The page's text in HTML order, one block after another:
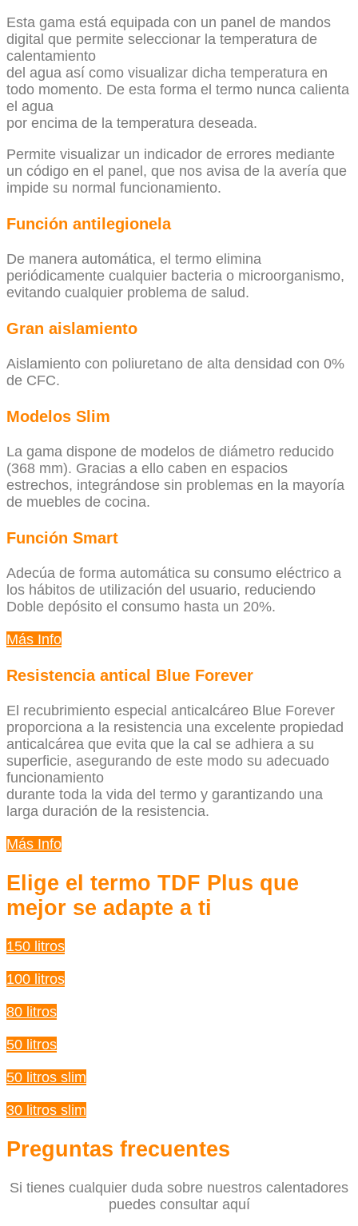
Esta gama está equipada con un panel de mandos
digital que permite seleccionar la temperatura de
calentamiento
del agua así como visualizar dicha temperatura en
todo momento. De esta forma el termo nunca calienta
el agua
por encima de la temperatura deseada.
Permite visualizar un indicador de errores mediante
un código en el panel, que nos avisa de la avería que
impide su normal funcionamiento.
Función antilegionela
De manera automática, el termo elimina
periódicamente cualquier bacteria o microorganismo,
evitando cualquier problema de salud.
Gran aislamiento
Aislamiento con poliuretano de alta densidad con 0%
de CFC.
Modelos Slim
La gama dispone de modelos de diámetro reducido
(368 mm). Gracias a ello caben en espacios
estrechos, integrándose sin problemas en la mayoría
de muebles de cocina.
Función Smart
Adecúa de forma automática su consumo eléctrico a
los hábitos de utilización del usuario, reduciendo
Doble depósito el consumo hasta un 20%.
Más Info
Resistencia antical Blue Forever
El recubrimiento especial anticalcáreo Blue Forever
proporciona a la resistencia una excelente propiedad
anticalcárea que evita que la cal se adhiera a su
superficie, asegurando de este modo su adecuado
funcionamiento
durante toda la vida del termo y garantizando una
larga duración de la resistencia.
Más Info
Elige el termo TDF Plus que
mejor se adapte a ti
150 litros
100 litros
80 litros
50 litros
50 litros slim
30 litros slim
Preguntas frecuentes
Si tienes cualquier duda sobre nuestros calentadores
puedes consultar aquí